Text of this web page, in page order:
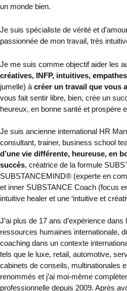
un monde bien.
Je suis spécialiste de vérité et
passionnée de mon travail, très
Je me suis comme objectif aider les
créatives, INFP, intuitives,
jumelle) à créer un travail que vous
vous fait sentir libre, bien, crée un
heureux, en bonne santé et prospère
Je suis ancienne international HR
consultant, trainer, business school
d’une vie différente, heureuse, en
succès, créatrice de la formule
SUBSTANCEMIND® (experte en
et inner SUBSTANCE Coach (focus
intuitive healer et une ‘intuitive et
J’ai plus de 17 ans d’expérience
ressources humaines internationale,
coaching dans un contexte
tels que le luxe, retail, automotive,
cabinets de conseils, multinationales
renommés et j’ai moi-même
professionnelle depuis 2009. Après